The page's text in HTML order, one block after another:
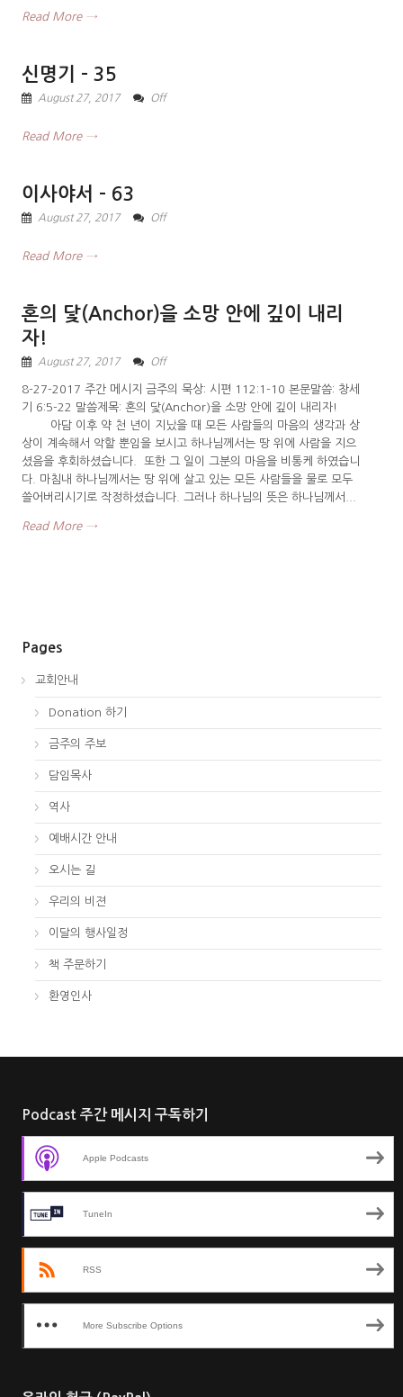
Read More →
신명기 – 35
August 27, 2017 Off
Read More →
이사야서 – 63
August 27, 2017 Off
Read More →
혼의 닻(Anchor)을 소망 안에 깊이 내리
자!
August 27, 2017 Off
8-27-2017 주간 메시지 금주의 묵상: 시편 112:1-10 본문말씀: 창세
기 6:5-22 말씀제목: 혼의 닻(Anchor)을 소망 안에 깊이 내리자!
아담 이후 약 천 년이 지났을 때 모든 사람들의 마음의 생각과 상
상이 계속해서 악할 뿐임을 보시고 하나님께서는 땅 위에 사람을 지으
셨음을 후회하셨습니다. 또한 그 일이 그분의 마음을 비통케 하였습니
다. 마침내 하나님께서는 땅 위에 살고 있는 모든 사람들을 물로 모두
쓸어버리시기로 작정하셨습니다. 그러나 하나님의 뜻은 하나님께서...
Read More →
Pages
교회안내
Donation 하기
금주의 주보
담임목사
역사
예배시간 안내
오시는 길
우리의 비젼
이달의 행사일정
책 주문하기
환영인사
Podcast 주간 메시지 구독하기
Apple Podcasts
TuneIn
RSS
More Subscribe Options